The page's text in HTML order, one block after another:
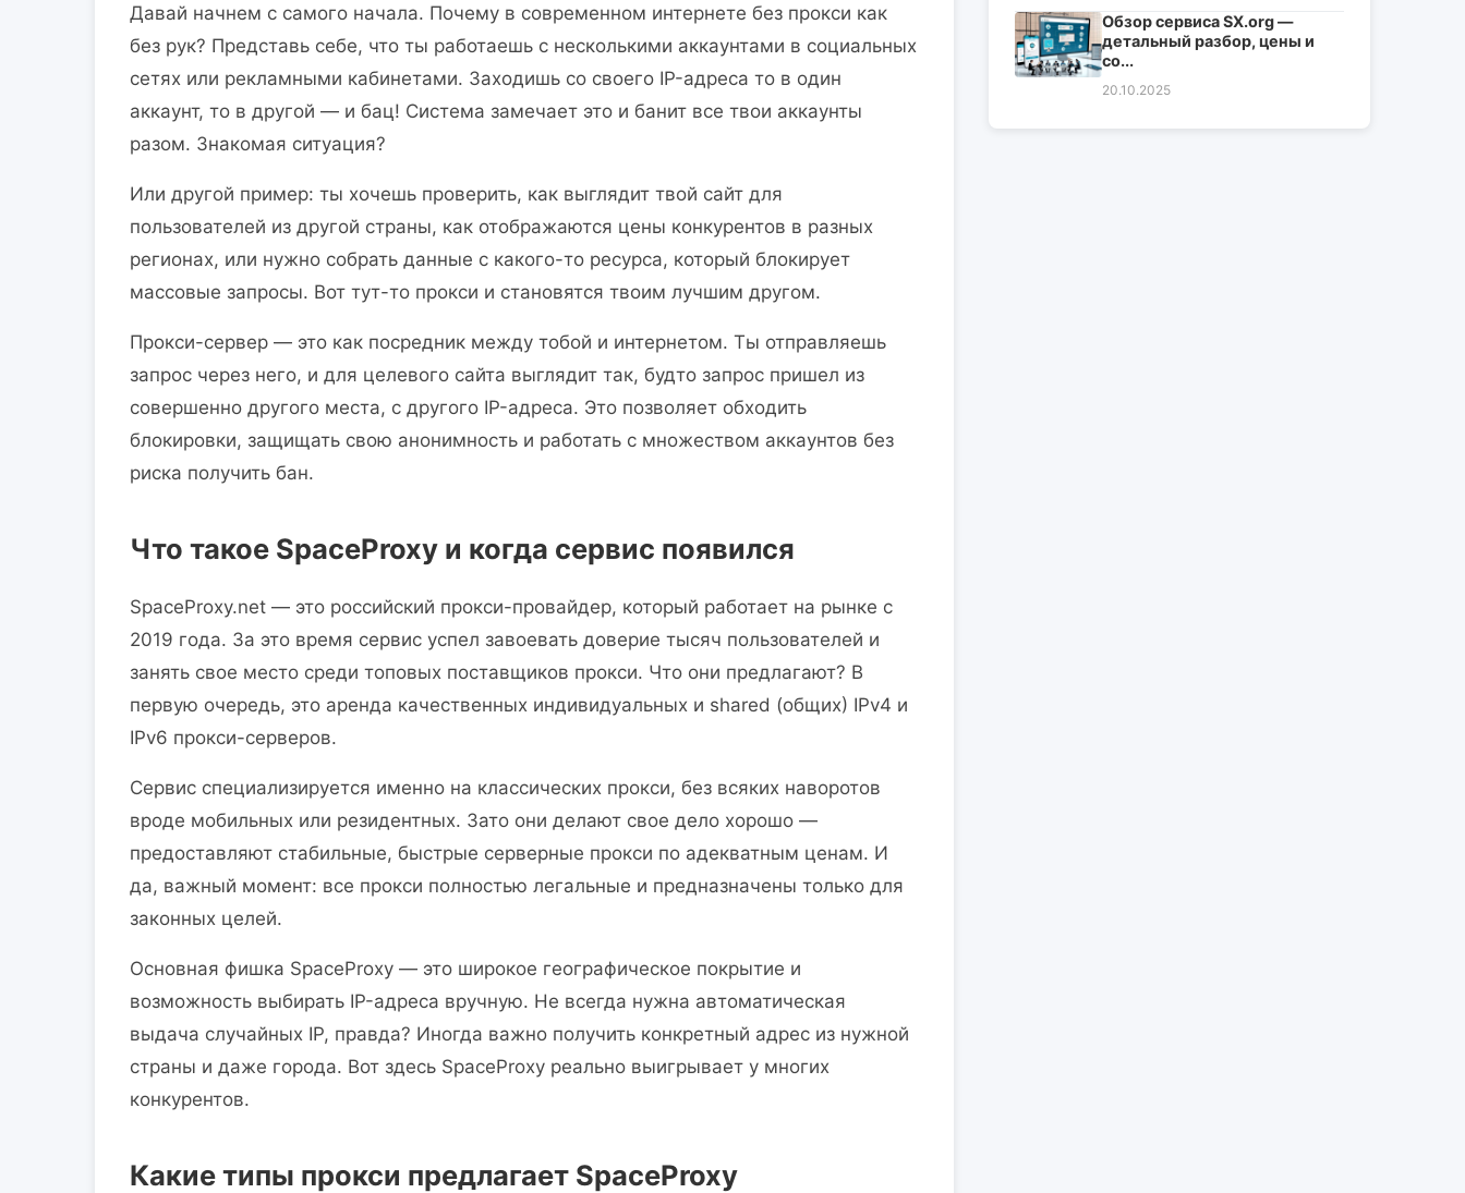
Давай начнем с самого начала. Почему в современном интернете без прокси как
без рук? Представь себе, что ты работаешь с несколькими аккаунтами в социальных
сетях или рекламными кабинетами. Заходишь со своего IP-адреса то в один
аккаунт, то в другой — и бац! Система замечает это и банит все твои аккаунты
разом. Знакомая ситуация?
Или другой пример: ты хочешь проверить, как выглядит твой сайт для
пользователей из другой страны, как отображаются цены конкурентов в разных
регионах, или нужно собрать данные с какого-то ресурса, который блокирует
массовые запросы. Вот тут-то прокси и становятся твоим лучшим другом.
Прокси-сервер — это как посредник между тобой и интернетом. Ты отправляешь
запрос через него, и для целевого сайта выглядит так, будто запрос пришел из
совершенно другого места, с другого IP-адреса. Это позволяет обходить
блокировки, защищать свою анонимность и работать с множеством аккаунтов без
риска получить бан.
Что такое SpaceProxy и когда сервис появился
SpaceProxy.net — это российский прокси-провайдер, который работает на рынке с
2019 года. За это время сервис успел завоевать доверие тысяч пользователей и
занять свое место среди топовых поставщиков прокси. Что они предлагают? В
первую очередь, это аренда качественных индивидуальных и shared (общих) IPv4 и
IPv6 прокси-серверов.
Сервис специализируется именно на классических прокси, без всяких наворотов
вроде мобильных или резидентных. Зато они делают свое дело хорошо —
предоставляют стабильные, быстрые серверные прокси по адекватным ценам. И
да, важный момент: все прокси полностью легальные и предназначены только для
законных целей.
Основная фишка SpaceProxy — это широкое географическое покрытие и
возможность выбирать IP-адреса вручную. Не всегда нужна автоматическая
выдача случайных IP, правда? Иногда важно получить конкретный адрес из нужной
страны и даже города. Вот здесь SpaceProxy реально выигрывает у многих
конкурентов.
Какие типы прокси предлагает SpaceProxy
Обзор сервиса SX.org —
детальный разбор, цены и
со...
20.10.2025